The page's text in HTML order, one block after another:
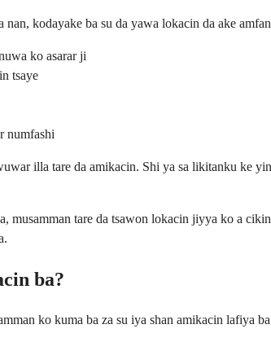
kodayake ba su da yawa lokacin da ake
ko asarar ji
tsaye
numfashi
illa tare da amikacin. Shi ya sa likitanku ke
musamman tare da tsawon lokacin jiyya ko a
ba?
ko kuma ba za su iya shan amikacin